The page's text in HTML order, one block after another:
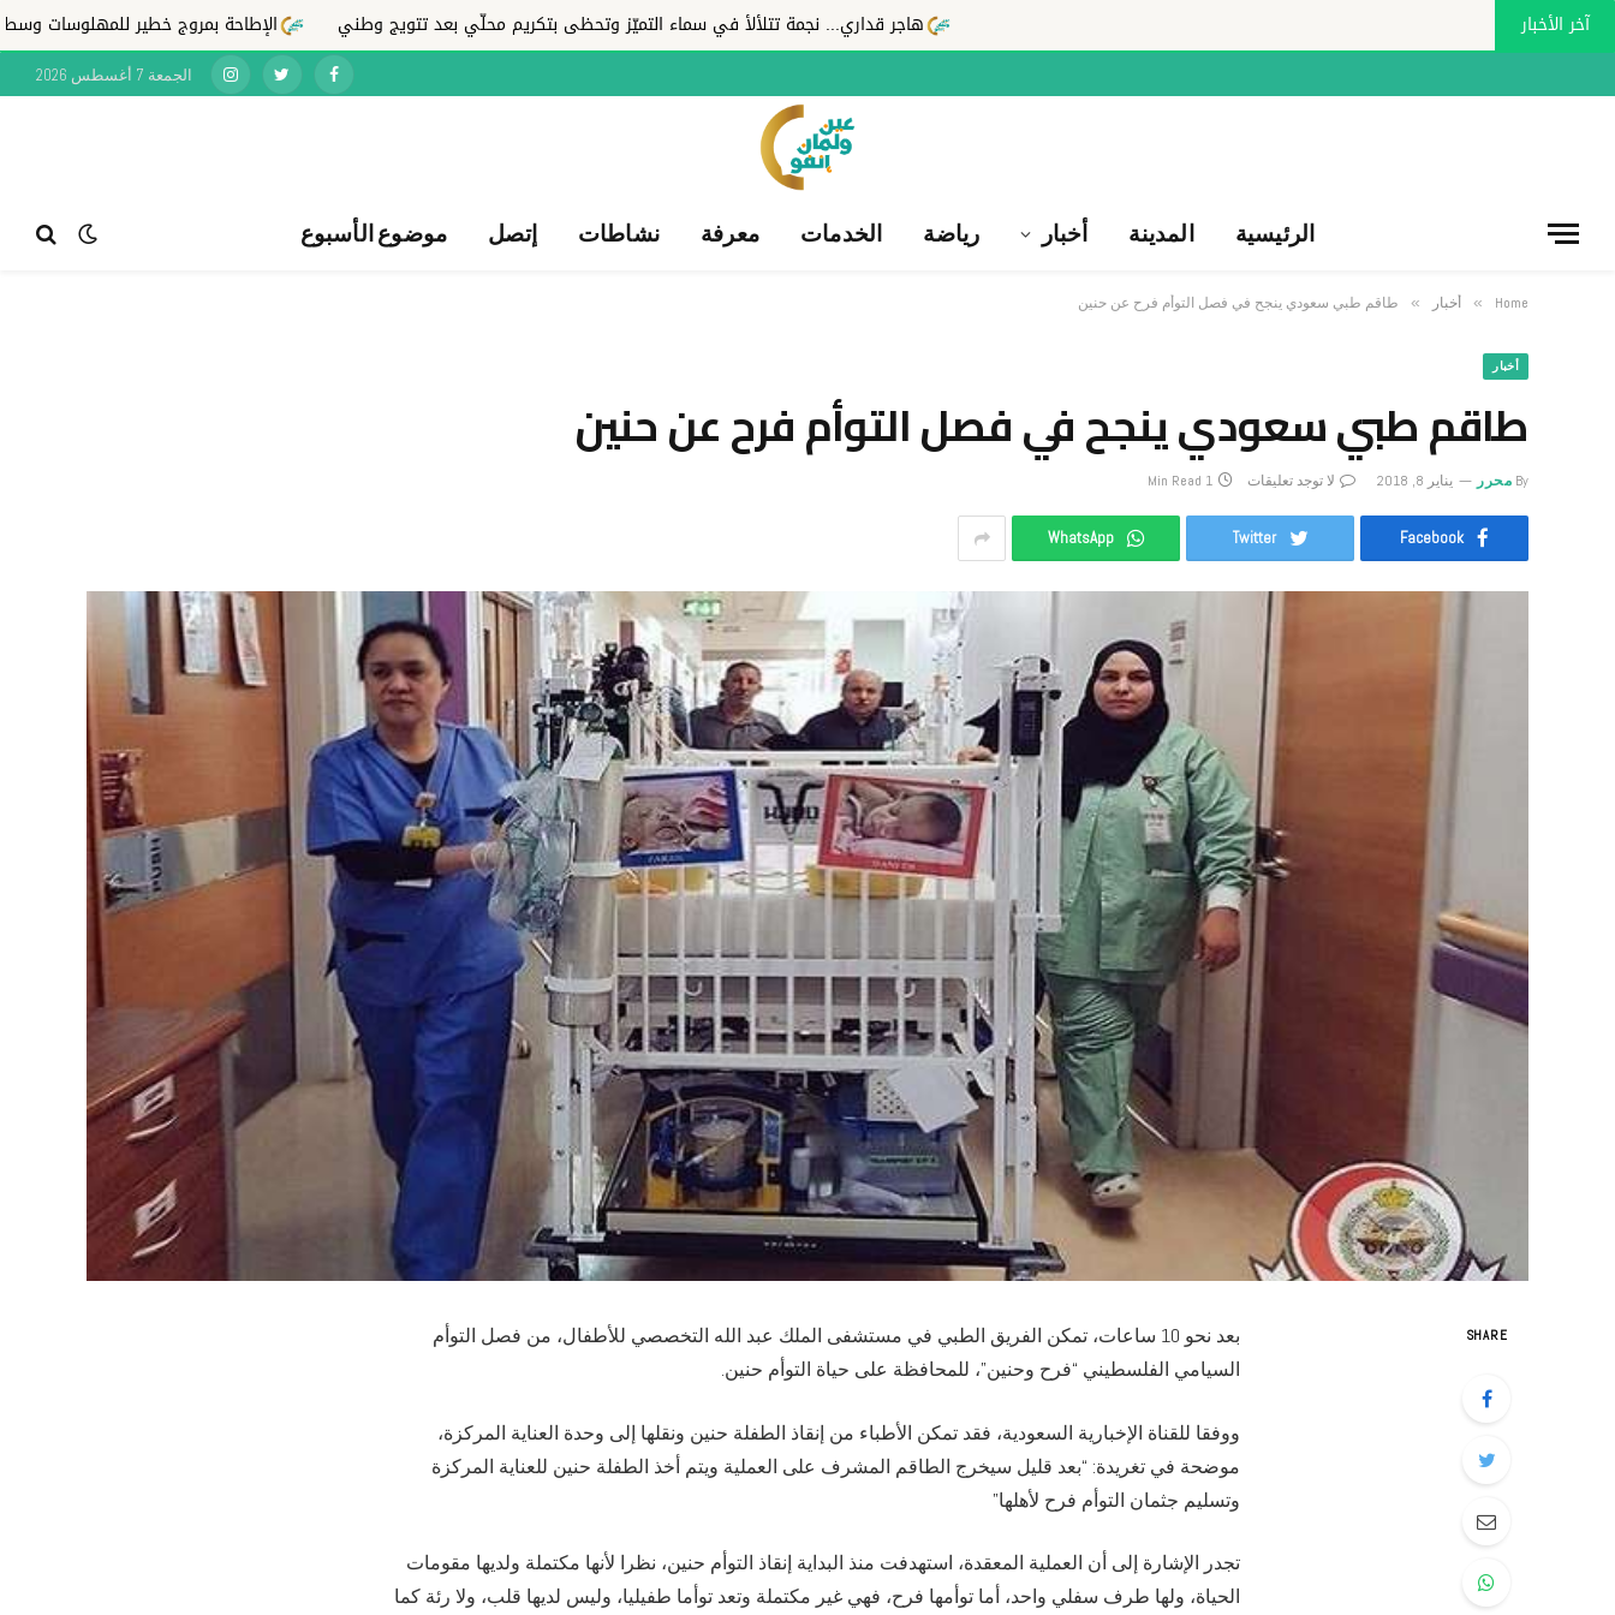
آخر الأخبار هاجر قداري... نجمة تتلألأ في سماء التميّز وتحظى بتكريم محلّي بعد تتويج وطني الإطاحة بمروج خطير للمهلوسات وسط مدينة عين
Facebook
Twitter
Instagram
الجمعة 7 أغسطس 2026
الرئيسية المدينة أخبار رياضة الخدمات معرفة نشاطات إتصل موضوع الأسبوع
Home
» أخبار » طاقم طبي سعودي ينجح في فصل التوأم فرح عن حنين
أخبار
طاقم طبي سعودي ينجح في فصل التوأم فرح عن حنين
By محرر يناير 8, 2018 لا توجد تعليقات 1 Min Read
Facebook
Twitter
WhatsApp
SHARE
بعد نحو 10 ساعات، تمكن الفريق الطبي في مستشفى الملك عبد الله التخصصي للأطفال، من فصل التوأم
السيامي الفلسطيني “فرح وحنين”، للمحافظة على حياة التوأم حنين.
ووفقا للقناة الإخبارية السعودية، فقد تمكن الأطباء من إنقاذ الطفلة حنين ونقلها إلى وحدة العناية المركزة،
موضحة في تغريدة: “بعد قليل سيخرج الطاقم المشرف على العملية ويتم أخذ الطفلة حنين للعناية المركزة
وتسليم جثمان التوأم فرح لأهلها”
تجدر الإشارة إلى أن العملية المعقدة، استهدفت منذ البداية إنقاذ التوأم حنين، نظرا لأنها مكتملة ولديها مقومات
الحياة، ولها طرف سفلي واحد، أما توأمها فرح، فهي غير مكتملة وتعد توأما طفيليا، وليس لديها قلب، ولا رئة كما